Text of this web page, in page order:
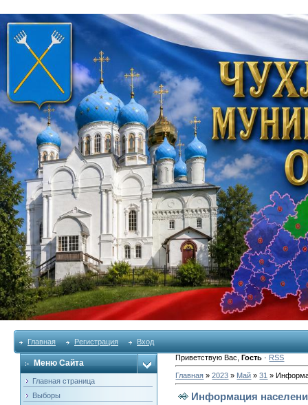
Главная Регистрация Вход
Меню Сайта
Главная страница
Выборы
Приветствую Вас ,Гость · RSS
Главная »2023 » Май » 31 »
Информация